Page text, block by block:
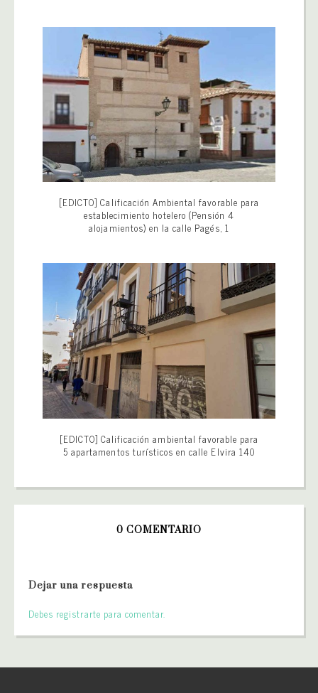
[EDICTO] Calificación Ambiental favorable para
establecimiento hotelero (Pensión 4
alojamientos) en la calle Pagés, 1
[EDICTO] Calificación ambiental favorable para
5 apartamentos turísticos en calle Elvira 140
0 COMENTARIO
Dejar una respuesta
Debes registrarte para comentar.